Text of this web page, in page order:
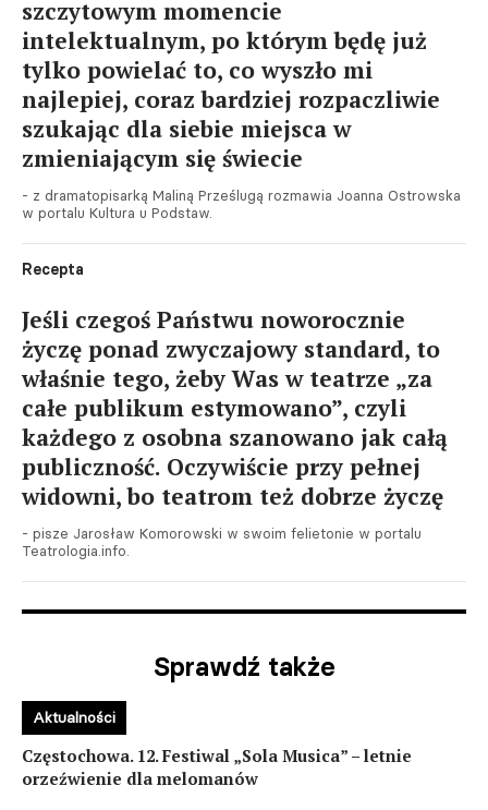
szczytowym momencie
intelektualnym, po którym będę już
tylko powielać to, co wyszło mi
najlepiej, coraz bardziej rozpaczliwie
szukając dla siebie miejsca w
zmieniającym się świecie
- z dramatopisarką Maliną Prześlugą rozmawia Joanna Ostrowska
w portalu Kultura u Podstaw.
Recepta
Jeśli czegoś Państwu noworocznie
życzę ponad zwyczajowy standard, to
właśnie tego, żeby Was w teatrze „za
całe publikum estymowano”, czyli
każdego z osobna szanowano jak całą
publiczność. Oczywiście przy pełnej
widowni, bo teatrom też dobrze życzę
- pisze Jarosław Komorowski w swoim felietonie w portalu
Teatrologia.info.
Sprawdź także
Częstochowa. 12. Festiwal „Sola Musica” – letnie
orzeźwienie dla melomanów
Aktualności